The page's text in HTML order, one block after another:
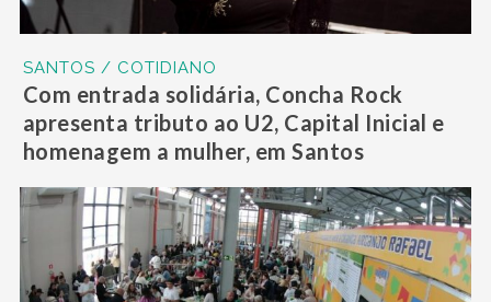
SANTOS / COTIDIANO
Com entrada solidária, Concha Rock
apresenta tributo ao U2, Capital Inicial e
homenagem a mulher, em Santos